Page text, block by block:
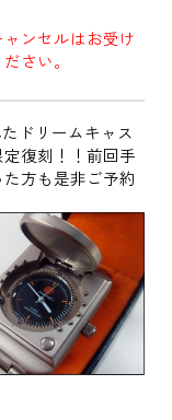
ンセルはお受け
さい。
ドリームキャス
復刻！！前回手
方も是非ご予約